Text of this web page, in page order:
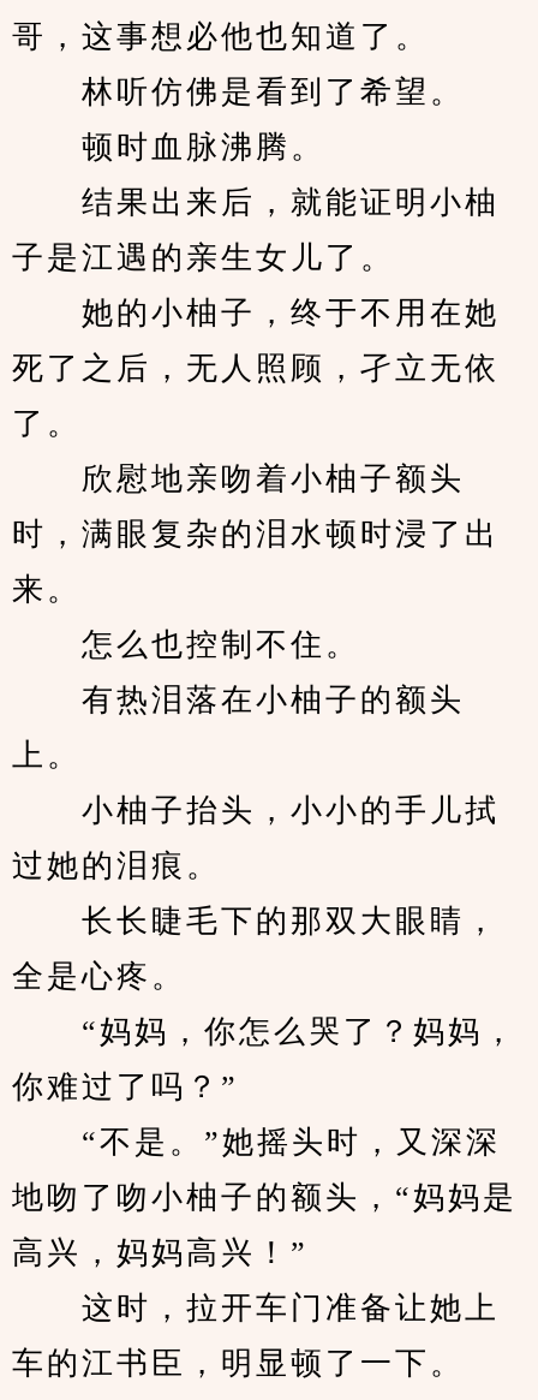
哥，这事想必他也知道了。
林听仿佛是看到了希望。
顿时血脉沸腾。
结果出来后，就能证明小柚
子是江遇的亲生女儿了。
她的小柚子，终于不用在她
死了之后，无人照顾，孑立无依
了。
欣慰地亲吻着小柚子额头
时，满眼复杂的泪水顿时浸了出
来。
怎么也控制不住。
有热泪落在小柚子的额头
上。
小柚子抬头，小小的手儿拭
过她的泪痕。
长长睫毛下的那双大眼睛，
全是心疼。
“妈妈，你怎么哭了？妈妈，
你难过了吗？”
“不是。”她摇头时，又深深
地吻了吻小柚子的额头，“妈妈是
高兴，妈妈高兴！”
这时，拉开车门准备让她上
车的江书臣，明显顿了一下。